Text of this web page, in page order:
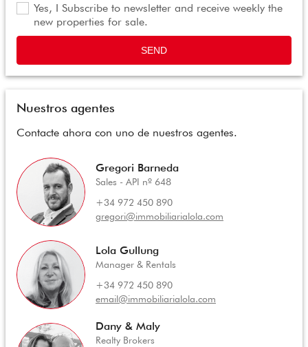
Yes, I Subscribe to newsletter and receive weekly the
new properties for sale.
SEND
Nuestros agentes
Contacte ahora con uno de nuestros agentes.
Gregori Barneda
Sales - API nº 648
+34 972 450 890
gregori@immobiliarialola.com
Lola Gullung
Manager & Rentals
+34 972 450 890
email@immobiliarialola.com
Dany & Maly
Realty Brokers